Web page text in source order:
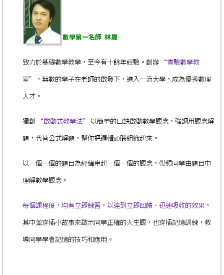
數學第一名師 林晟
致力於基礎數學教學，至今有十餘年經驗。創辦 “實驗數學教
室”
，無數的學子在老師的啟發下，進入一流大學，成為優秀數理
人才。
獨創 “啟動式教學法” 以簡單的口訣啟動數學觀念，強調用觀念解
題，代替公式解題，幫你把邏輯頭腦組織起來。
以一個一個的題目為經緯串起一個一個的觀念，帶領同學由題目中
理解數學觀念。
每個課程後，均有立即練習，以達到立即回饋、迅速吸收的效果 ，
其中並穿插小故事來啟示同學正確的人生觀，也穿插記憶訓練，教
導同學學會記憶的技巧和應用。